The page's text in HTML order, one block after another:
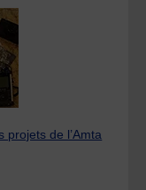
projets de l’Amta